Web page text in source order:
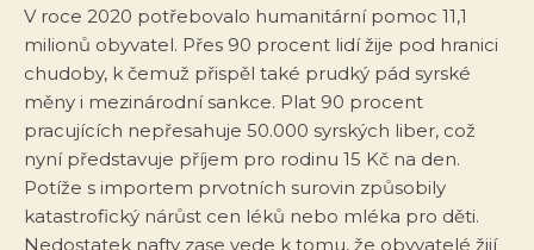
V roce 2020 potřebovalo humanitární pomoc 11,1
milionů obyvatel. Přes 90 procent lidí žije pod hranici
chudoby, k čemuž přispěl také prudký pád syrské
měny i mezinárodní sankce. Plat 90 procent
pracujících nepřesahuje 50.000 syrských liber, což
nyní představuje příjem pro rodinu 15 Kč na den.
Potíže s importem prvotních surovin způsobily
katastrofický nárůst cen léků nebo mléka pro děti.
Nedostatek nafty zase vede k tomu, že obyvatelé žijí